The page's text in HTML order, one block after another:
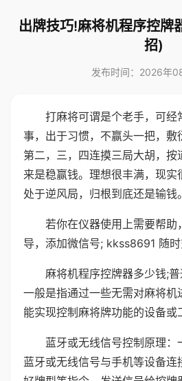
出牌技巧!麻将机程序控牌
招)
发布时间：2026年
打麻将可谓是个老手，可经
事，出于习惯，不赢头一把，敷
第二，三，四连摸三局大胡，按
来是稳赢钱。理想很丰满，现实
处于逆风局，归根到底还是输钱。
若你在仪器使用上需要帮助
导，添加微信号; kkss8691 随时
麻将机程序控牌器多少钱;
一般是指通过一些无需对麻将机
能实现控制麻将牌功能的设备或
蓝牙或无线信号控制原理：
蓝牙或无线信号与手机等设备连